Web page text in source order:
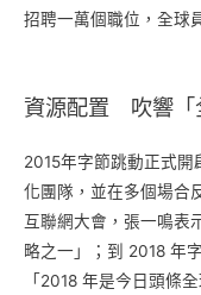
招聘一萬個職位，全球
資源配置 吹響「
2015年字節跳動正式
化團隊，並在多個場合
互聯網大會，張一鳴表
略之一」；到 2018 年
「2018 年是今日頭條